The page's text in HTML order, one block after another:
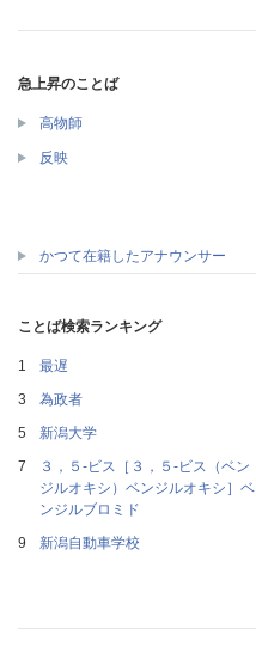
急上昇のことば
高物師
反映
かつて在籍したアナウンサー
ことば検索ランキング
最遅
為政者
新潟大学
３，５‐ビス［３，５‐ビス（ベン
ジルオキシ）ベンジルオキシ］ベ
ンジルブロミド
新潟自動車学校